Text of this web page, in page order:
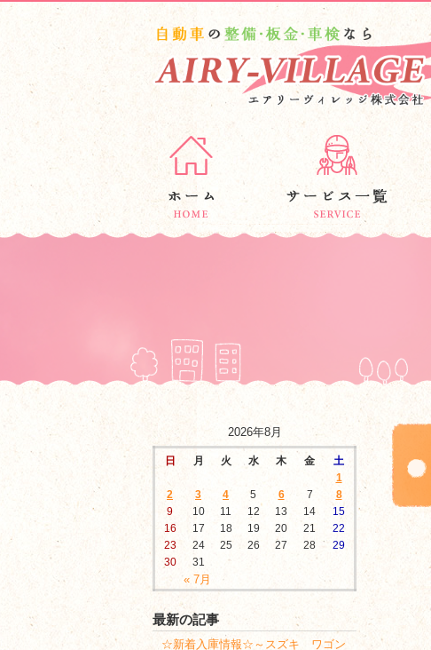
2026年8月
日 月 火 水 木 金 土
« 7月
1
2
3 4 5 6 7
8
9
10 11 12 13 14
15
16
17 18 19 20 21
22
23
24 25 26 27 28
29
30
31
最新の記事
☆新着入庫情報☆～スズキ ワゴン